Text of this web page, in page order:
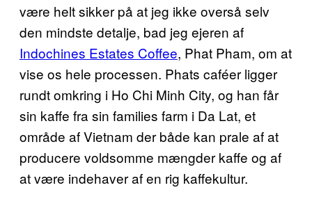
være helt sikker på at jeg ikke overså selv
den mindste detalje, bad jeg ejeren af
Indochines Estates Coffee, Phat Pham, om at
vise os hele processen. Phats caféer ligger
rundt omkring i Ho Chi Minh City, og han får
sin kaffe fra sin families farm i Da Lat, et
område af Vietnam der både kan prale af at
producere voldsomme mængder kaffe og af
at være indehaver af en rig kaffekultur.